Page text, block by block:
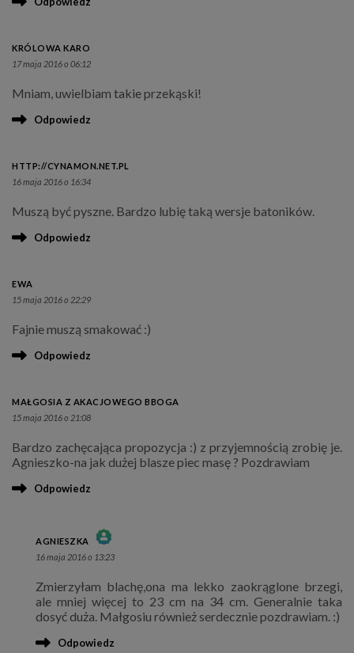
KRÓLOWA KARO
17 maja 2016 o 06:12
Mniam, uwielbiam takie przekąski!
Odpowiedz
HTTP://CYNAMON.NET.PL
16 maja 2016 o 16:34
Muszą być pyszne. Bardzo lubię taką wersje batoników.
Odpowiedz
EWA
15 maja 2016 o 22:29
Fajnie muszą smakować :)
Odpowiedz
MAŁGOSIA Z AKACJOWEGO BBOGA
15 maja 2016 o 21:08
Bardzo zachęcająca propozycja :) z przyjemnością zrobię je.
Agnieszko-na jak dużej blasze piec masę ? Pozdrawiam
Odpowiedz
AGNIESZKA
THE REAL PERSON BADGE!
ANTI-SPAM BY CLEANTALK
16 maja 2016 o 13:23
Zmierzyłam blachę,ona ma lekko zaokrąglone brzegi,
ale mniej więcej to 23 cm na 34 cm. Generalnie taka
dosyć duża. Małgosiu również serdecznie pozdrawiam. :)
Odpowiedz